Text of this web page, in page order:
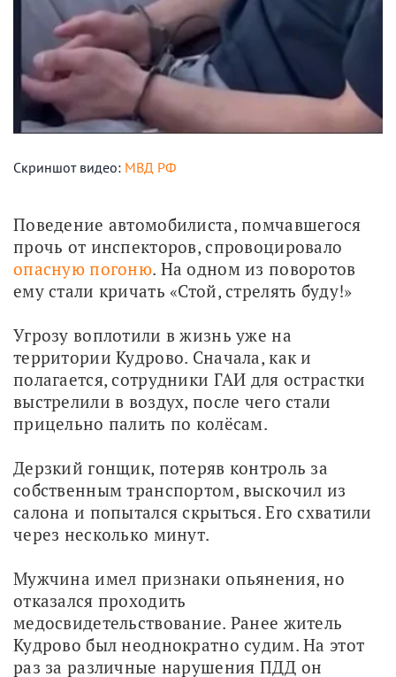
Скриншот видео: МВД РФ
Поведение автомобилиста, помчавшегося
опасную погоню. На одном из поворотов
ему стали кричать «Стой, стрелять буду!»
Угрозу воплотили в жизнь уже на
территории Кудрово. Сначала, как и
полагается, сотрудники ГАИ для острастки
выстрелили в воздух, после чего стали
прицельно палить по колёсам.
Дерзкий гонщик, потеряв контроль за
собственным транспортом, выскочил из
салона и попытался скрыться. Его схватили
через несколько минут.
Мужчина имел признаки опьянения, но
отказался проходить
медосвидетельствование. Ранее житель
Кудрово был неоднократно судим. На этот
раз за различные нарушения ПДД он